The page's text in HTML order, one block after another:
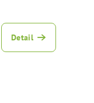
Detail